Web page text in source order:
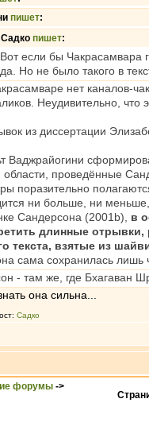
пишет:
Садко пишет:
Вот если бы Чакрасамвара
да. Но не было такого в
нет каналов-
Неудивительно, что
из диссертации
Ваджрайогини
области, проведённые
поразительно
ни больше, ни
Сандерсона (2001b), в
длинные отрывки,
текста, взятые из
сама сохранилась лишь
- там же, где Бхагаван
она сильна...
Садко
форумы ->